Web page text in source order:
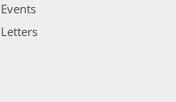
Events
Letters